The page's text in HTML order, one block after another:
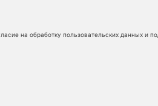
на обработку пользовательских данных и